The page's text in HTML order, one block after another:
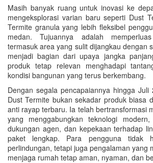
Masih banyak ruang untuk inovasi ke
mengeksplorasi varian baru seperti Dust
Termite granula yang lebih fleksibel
medan. Tujuannya adalah
termasuk area yang sulit dijangkau dengan
menjadi bagian dari upaya jangka
produk tetap relevan menghadapi
kondisi bangunan yang terus berkembang.
Dengan segala pencapaiannya hingga Juli
Dust Termite bukan sekadar produk biasa
anti rayap terbaru. Ia telah bertransformasi
yang menggabungkan teknologi
dukungan agen, dan kepekaan terhadap
paket lengkap. Para pengguna tidak
perlindungan, tetapi juga pengalaman yang
menjaga rumah tetap aman, nyaman, dan